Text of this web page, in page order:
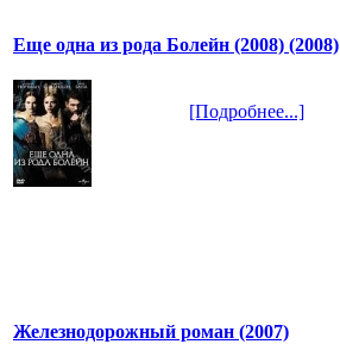
Еще одна из рода Болейн (2008) (2008)
[Подробнее...]
Железнодорожный роман (2007)